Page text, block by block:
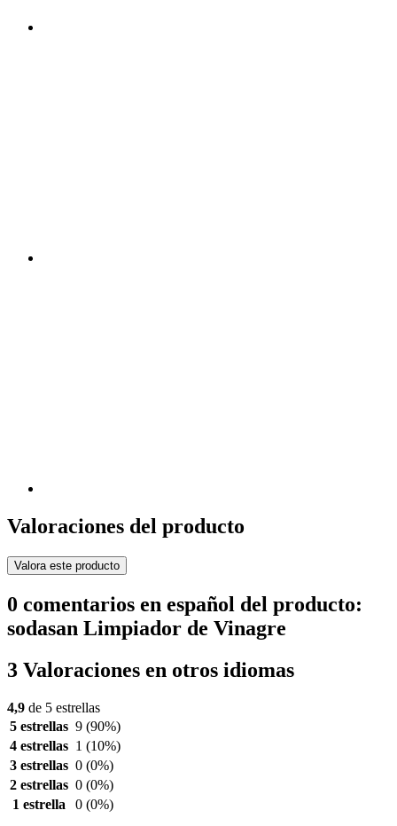
Valoraciones del producto
Valora este producto
0 comentarios en español del producto:
sodasan Limpiador de Vinagre
3 Valoraciones en otros idiomas
4,9 de 5 estrellas
5 estrellas 9 (90%)
4 estrellas 1 (10%)
3 estrellas 0 (0%)
2 estrellas 0 (0%)
1 estrella
0 (0%)